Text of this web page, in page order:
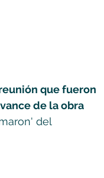
que fueron
de la obra
del